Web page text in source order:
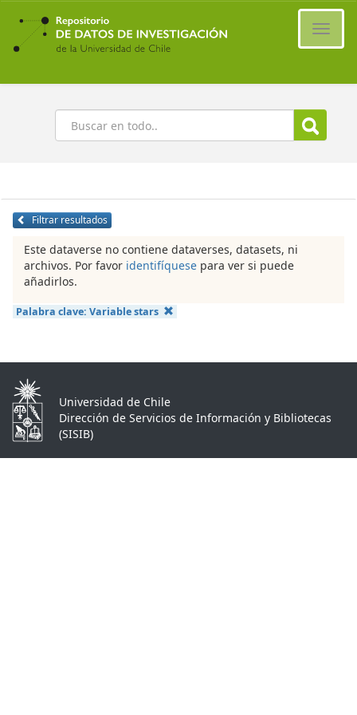
Ir
contenido
principal
Buscar
Filtrar resultados
Este dataverse no contiene dataverses, datasets, ni
archivos. Por favor identifíquese para ver si puede
añadirlos.
Palabra clave: Variable stars
Universidad de Chile
Dirección de Servicios de Información y Bibliotecas
(SISIB)